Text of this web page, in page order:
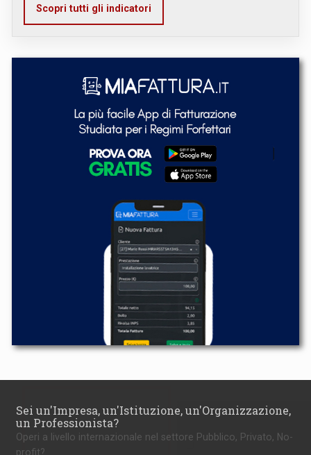
Scopri tutti gli indicatori
Sei un'Impresa, un'Istituzione, un'Organizzazione,
un Professionista?
Operi a livello internazionale nel settore Pubblico, Privato, No-
profit?